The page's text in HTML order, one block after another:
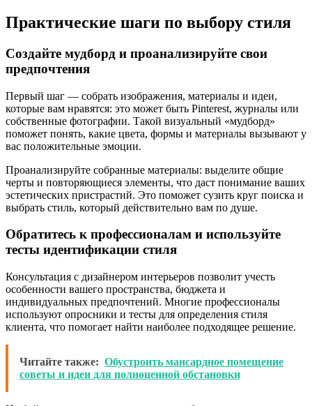
Практические шаги по выбору стиля
Создайте мудборд и проанализируйте свои
предпочтения
Первый шаг — собрать изображения, материалы и идеи,
которые вам нравятся: это может быть Pinterest, журналы или
собственные фотографии. Такой визуальный «мудборд»
поможет понять, какие цвета, формы и материалы вызывают у
вас положительные эмоции.
Проанализируйте собранные материалы: выделите общие
черты и повторяющиеся элементы, что даст понимание ваших
эстетических пристрастий. Это поможет сузить круг поиска и
выбрать стиль, который действительно вам по душе.
Обратитесь к профессионалам и используйте
тесты идентификации стиля
Консультация с дизайнером интерьеров позволит учесть
особенности вашего пространства, бюджета и
индивидуальных предпочтений. Многие профессионалы
используют опросники и тесты для определения стиля
клиента, что помогает найти наиболее подходящее решение.
Читайте также: Обустроить мансардное помещение
советы и идеи для полноценной обстановки